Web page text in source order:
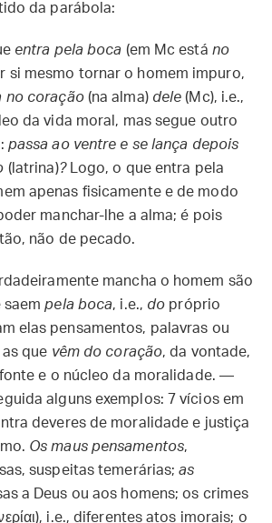
da parábola:
entra pela boca (em Mc está no
si mesmo tornar o homem impuro,
no coração(na alma) dele (Mc), i.e.,
da vida moral, mas segue outro
passa ao ventre e se lança depois
(latrina)?Logo, o que entra pela
apenas fisicamente e de modo
manchar-lhe a alma; é pois
não de pecado.
mancha o homem são
saempela boca, i.e., do próprio
elas pensamentos, palavras ou
que vêm do coração, da vontade,
e o núcleo da moralidade. —
alguns exemplos: 7 vícios em
deveres de moralidade e justiça
Os maus pensamentos,
suspeitas temerárias;as
a Deus ou aos homens; os crimes
i.e., diferentes atos imorais; o